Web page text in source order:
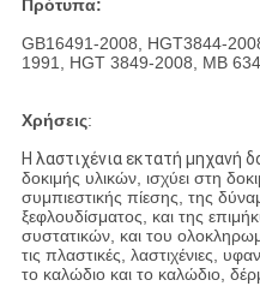
Πρότυπα:
GB16491-2008, HGT3844-
1991, HGT 3849-2008, ΜΒ
Χρήσεις:
Η λαστιχένια εκτατή μηχανή
δοκιμής υλικών, ισχύει στη
συμπιεστικής πίεσης, της
ξεφλουδίσματος, και της
συστατικών, και του
τις πλαστικές, λαστιχένιες,
το καλώδιο και το καλώδιο,